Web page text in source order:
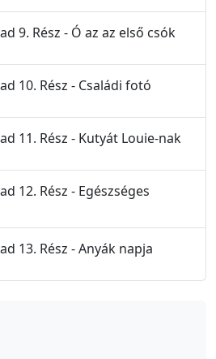
9. Rész - Ó az az első csók
10. Rész - Családi fotó
11. Rész - Kutyát Louie-nak
12. Rész - Egészséges
13. Rész - Anyák napja